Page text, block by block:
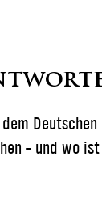
– und wo